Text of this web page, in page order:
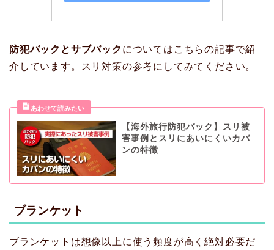
防犯バックとサブバック についてはこちらの記事で紹
介しています。スリ対策の参考にしてみてください。
【海外旅行防犯バック】スリ被
害事例とスリにあいにくいカバ
ンの特徴
ブランケット
ブランケットは想像以上に使う頻度が高く絶対必要だ